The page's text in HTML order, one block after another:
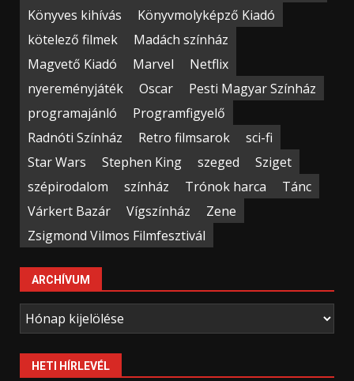
Könyves kihívás
Könyvmolyképző Kiadó
kötelező filmek
Madách színház
Magvető Kiadó
Marvel
Netflix
nyereményjáték
Oscar
Pesti Magyar Színház
programajánló
Programfigyelő
Radnóti Színház
Retro filmsarok
sci-fi
Star Wars
Stephen King szeged
Sziget
szépirodalom
színház Trónok harca
Tánc
Várkert Bazár
Vígszínház
Zene
Zsigmond Vilmos Filmfesztivál
ARCHÍVUM
Archívum
HETI HÍRLEVÉL